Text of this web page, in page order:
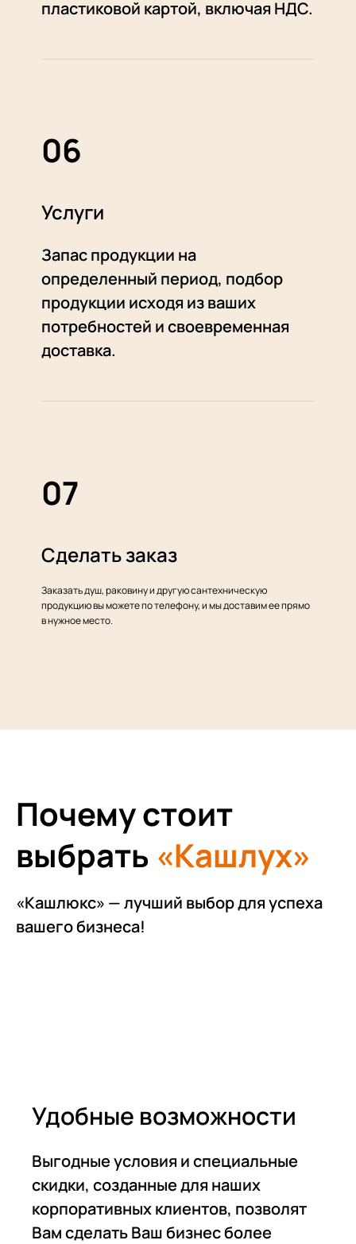
пластиковой картой, включая НДС.
06
Услуги
Запас продукции на
определенный период, подбор
продукции исходя из ваших
потребностей и своевременная
доставка.
07
Сделать заказ
Заказать душ, раковину и другую сантехническую
продукцию вы можете по телефону, и мы доставим ее прямо
в нужное место.
Почему стоит
выбрать «Кашлух»
«Кашлюкс» — лучший выбор для успеха
вашего бизнеса!
Удобные возможности
Выгодные условия и специальные
скидки, созданные для наших
корпоративных клиентов, позволят
Вам сделать Ваш бизнес более